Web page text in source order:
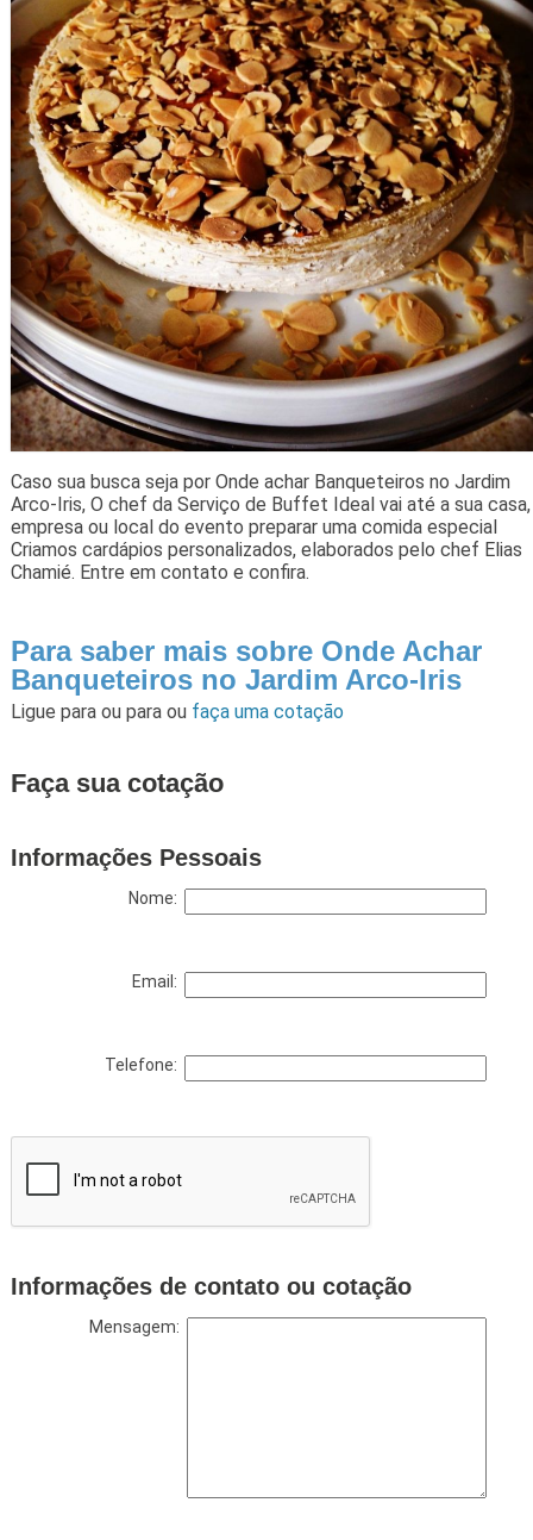
Caso sua busca seja por Onde achar Banqueteiros no Jardim
Arco-Iris, O chef da Serviço de Buffet Ideal vai até a sua casa,
empresa ou local do evento preparar uma comida especial
Criamos cardápios personalizados, elaborados pelo chef Elias
Chamié. Entre em contato e confira.
Para saber mais sobre Onde Achar
Banqueteiros no Jardim Arco-Iris
Ligue para ou para ou faça uma cotação
Faça sua cotação
Informações Pessoais
Nome:
Email:
Telefone:
Informações de contato ou cotação
Mensagem: